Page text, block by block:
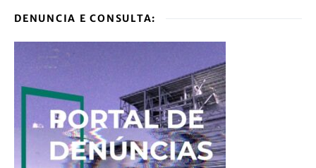
DENUNCIA E CONSULTA: